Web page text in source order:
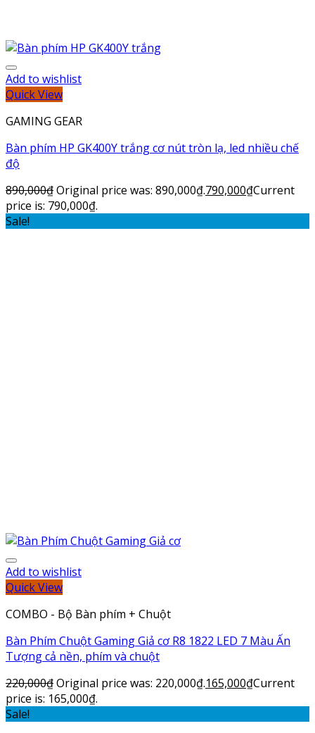
Add to wishlist
Quick View
GAMING GEAR
Bàn phím HP GK400Y trắng cơ nút tròn lạ, led nhiều chế
độ
890,000₫Original price was: 890,000₫.790,000₫Current
price is: 790,000₫.
Sale!
Add to wishlist
Quick View
COMBO - Bộ Bàn phím + Chuột
Bàn Phím Chuột Gaming Giả cơ R8 1822 LED 7 Màu Ấn
Tượng cả nền, phím và chuột
220,000₫Original price was: 220,000₫.165,000₫Current
price is: 165,000₫.
Sale!